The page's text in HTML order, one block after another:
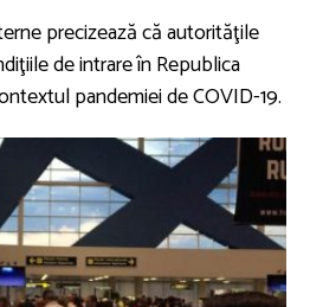
precizează că autorităţile
de intrare în Republica
pandemiei de COVID-19.